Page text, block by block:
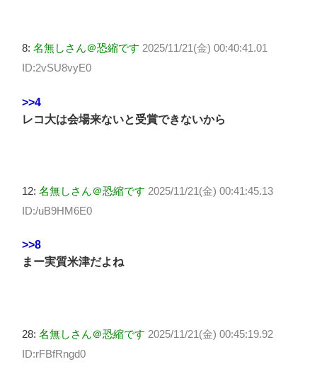
8: 名無しさん＠恐縮です 2025/11/21(金) 00:40:41.01
ID:2vSU8vyE0
>>4
レコ大は会場来ないと受賞できないから
12: 名無しさん＠恐縮です 2025/11/21(金) 00:41:45.13
ID:/uB9HM6E0
>>8
まー実質米津だよね
28: 名無しさん＠恐縮です 2025/11/21(金) 00:45:19.92
ID:rFBfRngd0